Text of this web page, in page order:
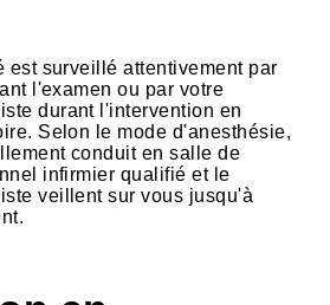
est surveillé attentivement par
l'examen ou par votre
durant l'intervention en
Selon le mode d'anesthésie,
conduit en salle de
infirmier qualifié et le
veillent sur vous jusqu'à